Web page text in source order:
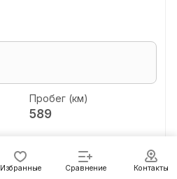
Пробег (км)
589
Избранные Сравнение Контакты